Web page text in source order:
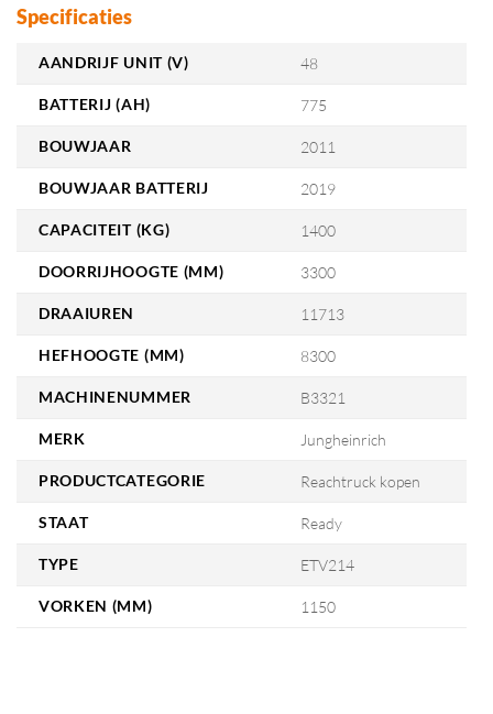
Specificaties
AANDRIJF UNIT (V) 48
BATTERIJ (AH) 775
BOUWJAAR 2011
BOUWJAAR BATTERIJ 2019
CAPACITEIT (KG) 1400
DOORRIJHOOGTE (MM) 3300
DRAAIUREN 11713
HEFHOOGTE (MM) 8300
MACHINENUMMER B3321
MERK Jungheinrich
PRODUCTCATEGORIE Reachtruck kopen
STAAT Ready
TYPE ETV214
VORKEN (MM) 1150